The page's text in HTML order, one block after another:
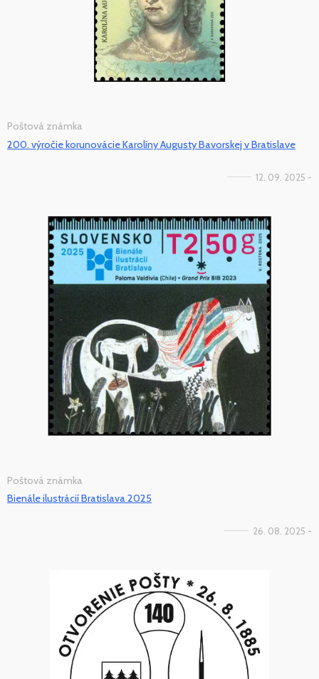
Poštová známka
200. výročie korunovácie Karolíny Augusty Bavorskej v Bratislave
12. 09. 2025 -
Poštová známka
Bienále ilustrácií Bratislava 2025
26. 08. 2025 -